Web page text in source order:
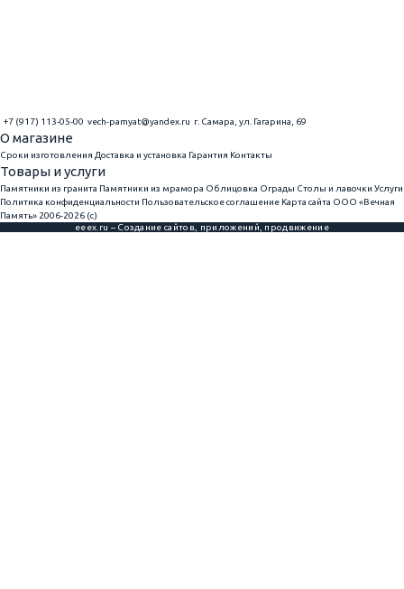
+7 (917) 113-05-00 vech-pamyat@yandex.ru г. Самара, ул. Гагарина, 69
О магазине
Сроки изготовления Доставка и установка Гарантия Контакты
Товары и услуги
Памятники из гранита Памятники из мрамора Облицовка Ограды Столы и лавочки Услуги
Политика конфиденциальности Пользовательское соглашение Карта сайта ООО «Вечная
Память» 2006-2026 (с)
eeex.ru – Создание сайтов, приложений, продвижение